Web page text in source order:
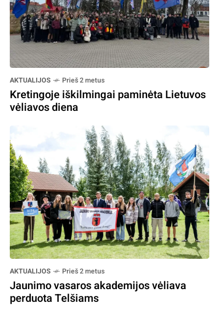
AKTUALIJOS Prieš 2 metus
Kretingoje iškilmingai paminėta Lietuvos
vėliavos diena
AKTUALIJOS Prieš 2 metus
Jaunimo vasaros akademijos vėliava
perduota Telšiams